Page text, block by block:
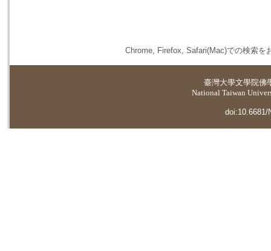
Chrome, Firefox, Safari(Mac)での検索を
臺灣大學文學院佛
National Taiwan
doi:10.6681/